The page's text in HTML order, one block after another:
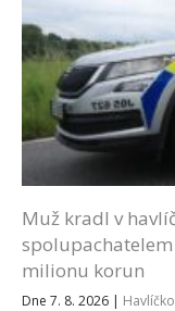
Muž kradl v
spolupachatelem
milionu korun
Dne 7. 8. 2026 |